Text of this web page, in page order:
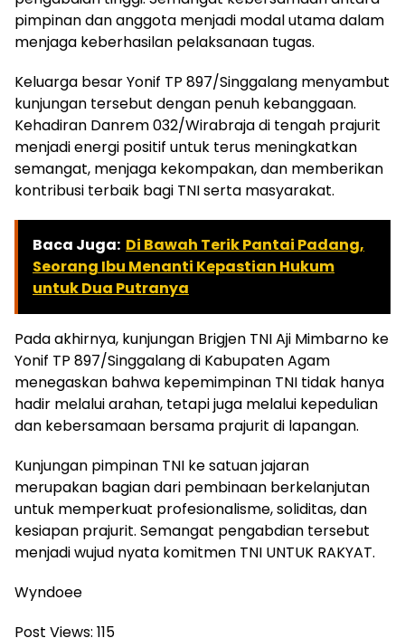
pimpinan dan anggota menjadi modal utama dalam
menjaga keberhasilan pelaksanaan tugas.
Keluarga besar Yonif TP 897/Singgalang menyambut
kunjungan tersebut dengan penuh kebanggaan.
Kehadiran Danrem 032/Wirabraja di tengah prajurit
menjadi energi positif untuk terus meningkatkan
semangat, menjaga kekompakan, dan memberikan
kontribusi terbaik bagi TNI serta masyarakat.
Baca Juga: Di Bawah Terik Pantai Padang,
Seorang Ibu Menanti Kepastian Hukum
untuk Dua Putranya
Pada akhirnya, kunjungan Brigjen TNI Aji Mimbarno ke
Yonif TP 897/Singgalang di Kabupaten Agam
menegaskan bahwa kepemimpinan TNI tidak hanya
hadir melalui arahan, tetapi juga melalui kepedulian
dan kebersamaan bersama prajurit di lapangan.
Kunjungan pimpinan TNI ke satuan jajaran
merupakan bagian dari pembinaan berkelanjutan
untuk memperkuat profesionalisme, soliditas, dan
kesiapan prajurit. Semangat pengabdian tersebut
menjadi wujud nyata komitmen TNI UNTUK RAKYAT.
Wyndoee
Post Views: 115